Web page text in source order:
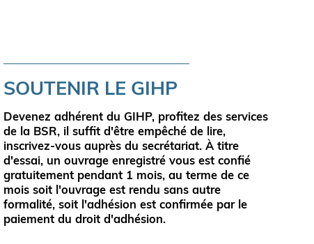
SOUTENIR LE GIHP
Devenez adhérent du GIHP, profitez des services
de la BSR, il suffit d'être empêché de lire,
inscrivez-vous auprès du secrétariat. À titre
d'essai, un ouvrage enregistré vous est confié
gratuitement pendant 1 mois, au terme de ce
mois soit l'ouvrage est rendu sans autre
formalité, soit l'adhésion est confirmée par le
paiement du droit d'adhésion.